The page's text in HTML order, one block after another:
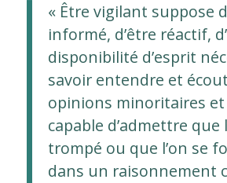
« Être vigilant suppose
informé, d’être réactif,
disponibilité d’esprit
savoir entendre et
opinions minoritaires et
capable d’admettre que
trompé ou que l’on se
dans un raisonnement